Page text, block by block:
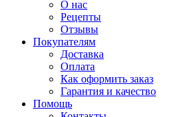
О нас
Рецепты
Отзывы
Покупателям
Доставка
Оплата
Как оформить заказ
Гарантия и качество
Помощь